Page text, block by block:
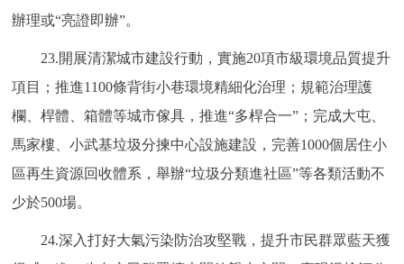
辦理或“亮證即辦”。
23.開展清潔城市建設行動，實施20項市級環境品質提升
項目；推進1100條背街小巷環境精細化治理；規範治理護
欄、桿體、箱體等城市傢具，推進“多桿合一”；完成大屯、
馬家樓、小武基垃圾分揀中心設施建設，完善1000個居住小
區再生資源回收體系，舉辦“垃圾分類進社區”等各類活動不
少於500場。
24.深入打好大氣污染防治攻堅戰，提升市民群眾藍天獲